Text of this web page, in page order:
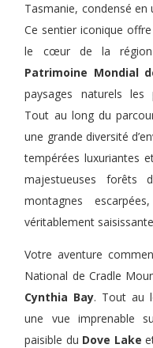
Tasmanie, condensé
Ce sentier iconique
le cœur de la
Patrimoine Mondial
paysages naturels les
Tout au long du
une grande diversité
tempérées luxuriantes
majestueuses forêts
montagnes
véritablement
Votre aventure
National de Cradle
Cynthia Bay. Tout au
une vue imprenable
paisible du Dove Lake